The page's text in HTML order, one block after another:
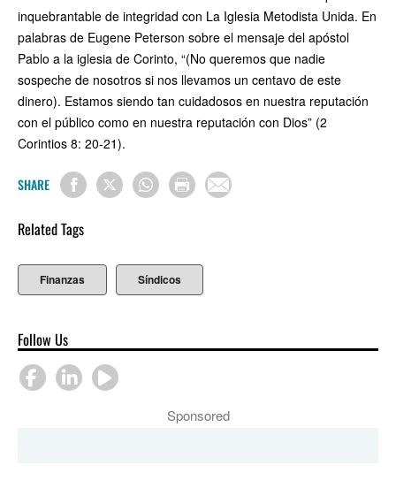
inquebrantable de integridad con La Iglesia Metodista Unida. En
palabras de Eugene Peterson sobre el mensaje del apóstol
Pablo a la iglesia de Corinto, “(No queremos que nadie
sospeche de nosotros si nos llevamos un centavo de este
dinero). Estamos siendo tan cuidadosos en nuestra reputación
con el público como en nuestra reputación con Dios” (2
Corintios 8: 20-21).
SHARE
Related Tags
Finanzas Síndicos
Follow Us
Sponsored